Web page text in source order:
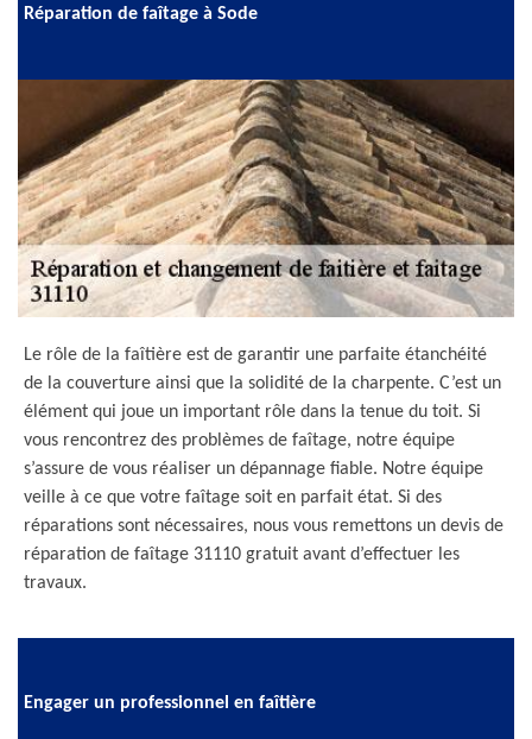
Réparation de faîtage à Sode
Le rôle de la faîtière est de garantir une parfaite étanchéité
de la couverture ainsi que la solidité de la charpente. C’est un
élément qui joue un important rôle dans la tenue du toit. Si
vous rencontrez des problèmes de faîtage, notre équipe
s’assure de vous réaliser un dépannage fiable. Notre équipe
veille à ce que votre faîtage soit en parfait état. Si des
réparations sont nécessaires, nous vous remettons un devis de
réparation de faîtage 31110 gratuit avant d’effectuer les
travaux.
Engager un professionnel en faîtière